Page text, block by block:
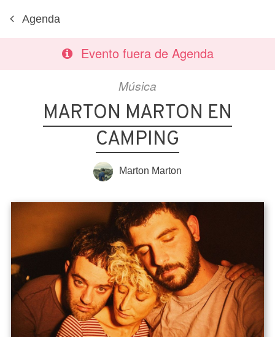
Agenda
Evento fuera de Agenda
Música
MARTON MARTON EN
CAMPING
Marton Marton